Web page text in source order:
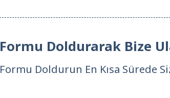
Formu Doldurarak Bize
Formu Doldurun En Kısa Sürede